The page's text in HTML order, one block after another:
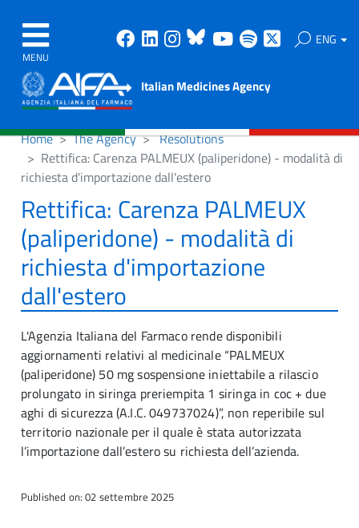
MENU
Facebook
Linkedin
Instagram
Bluesky
Youtube
Spotify ENG
Italian Medicines Agency
Home The Agency
Resolutions
Rettifica: Carenza PALMEUX (paliperidone) - modalità di
richiesta d'importazione dall'estero
Rettifica: Carenza PALMEUX
(paliperidone) - modalità di
richiesta d'importazione
dall'estero
L'Agenzia Italiana del Farmaco rende disponibili
aggiornamenti relativi al medicinale “PALMEUX
(paliperidone) 50 mg sospensione iniettabile a rilascio
prolungato in siringa preriempita 1 siringa in coc + due
aghi di sicurezza (A.I.C. 049737024)”, non reperibile sul
territorio nazionale per il quale è stata autorizzata
l’importazione dall’estero su richiesta dell’azienda.
Published on: 02 settembre 2025